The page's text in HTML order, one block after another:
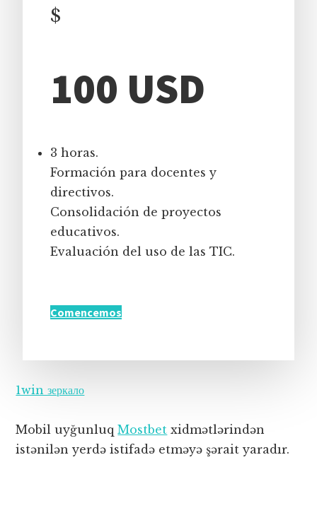
$
100 USD
3 horas.
Formación para docentes y
directivos.
Consolidación de proyectos
educativos.
Evaluación del uso de las TIC.
Comencemos
1win зеркало
Mobil uyğunluqMostbet xidmətlərindən
istənilən yerdə istifadə etməyə şərait yaradır.